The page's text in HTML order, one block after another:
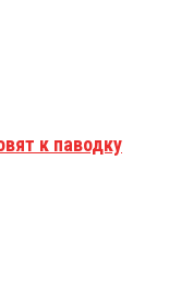
к паводку